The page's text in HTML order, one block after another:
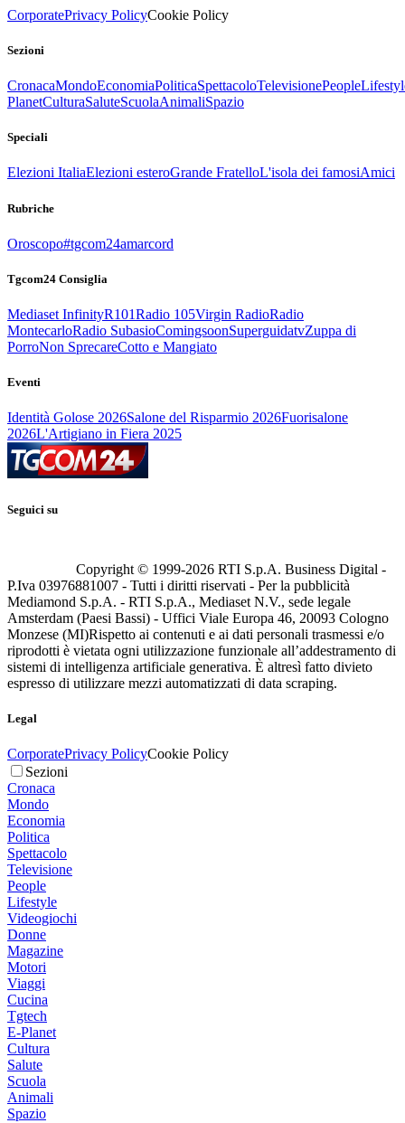
CorporatePrivacy PolicyCookie Policy
Sezioni
CronacaMondoEconomiaPoliticaSpettacoloTelevisionePeople
PlanetCulturaSaluteScuolaAnimaliSpazio
Speciali
Elezioni ItaliaElezioni esteroGrande FratelloL'isola dei famosiAmici
Rubriche
Oroscopo#tgcom24amarcord
Tgcom24 Consiglia
Mediaset InfinityR101Radio 105Virgin RadioRadio
MontecarloRadio SubasioComingsoonSuperguidatvZuppa di
PorroNon SprecareCotto e Mangiato
Eventi
Identità Golose 2026Salone del Risparmio 2026Fuorisalone
2026L'Artigiano in Fiera 2025
Seguici su
Copyright © 1999-2026 RTI S.p.A. Business Digital -
P.Iva 03976881007 - Tutti i diritti riservati - Per la pubblicità
Mediamond S.p.A. - RTI S.p.A., Mediaset N.V., sede legale
Amsterdam (Paesi Bassi) - Uffici Viale Europa 46, 20093 Cologno
Monzese (MI)Rispetto ai contenuti e ai dati personali trasmessi e/o
riprodotti è vietata ogni utilizzazione funzionale all’addestramento di
sistemi di intelligenza artificiale generativa. È altresì fatto divieto
espresso di utilizzare mezzi automatizzati di data scraping.
Legal
CorporatePrivacy PolicyCookie Policy
Sezioni
Cronaca
Mondo
Economia
Politica
Spettacolo
Televisione
People
Lifestyle
Videogiochi
Donne
Magazine
Motori
Viaggi
Cucina
Tgtech
E-Planet
Cultura
Salute
Scuola
Animali
Spazio